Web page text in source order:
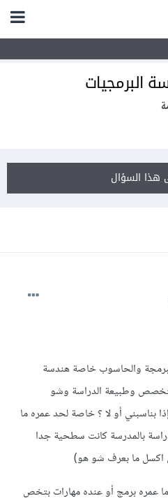
السؤال
والحاسوب خاصة هندسة
وطبيعة الدراسة وشو
بناسبني أو لا ؟ خاصة لحد عمره ما
بالمدرسة كانت سطحية جدا
ما بعرف شو هو)
برمج أو عنده مهارات بتخص